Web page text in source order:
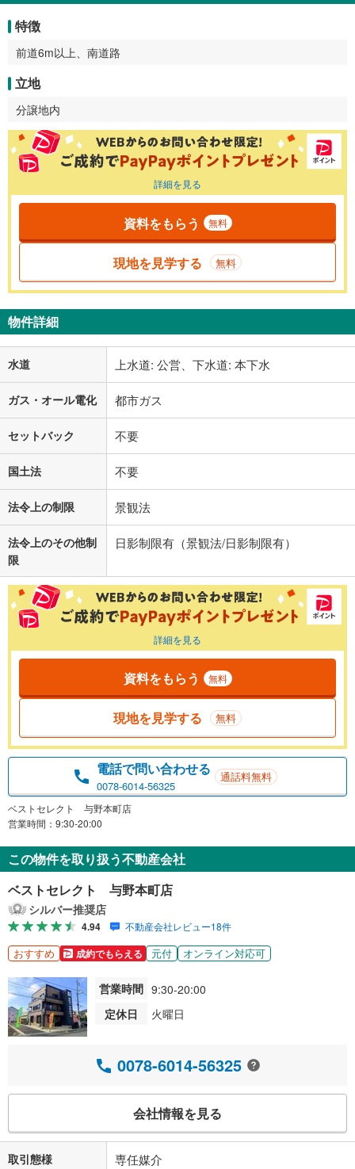
特徴
前道6m以上、南道路
立地
分譲地内
詳細を見る
資料をもらう 無料
現地を見学する 無料
物件詳細
水道 上水道: 公営、下水道: 本下水
ガス・オール電化 都市ガス
セットバック 不要
国土法 不要
法令上の制限 景観法
法令上のその他制
限
日影制限有（景観法/日影制限有）
詳細を見る
資料をもらう 無料
現地を見学する 無料
電話で問い合わせる
0078-6014-56325
通話料無料
ベストセレクト 与野本町店
営業時間：9:30-20:00
この物件を取り扱う不動産会社
ベストセレクト 与野本町店
シルバー推奨店
4.94 不動産会社レビュー18件
おすすめ 成約でもらえる 元付 オンライン対応可
営業時間 9:30-20:00
定休日
火曜日
0078-6014-56325
会社情報を見る
取引態様 専任媒介